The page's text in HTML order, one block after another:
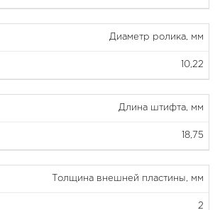
Диаметр ролика, мм
10,22
Длина штифта, мм
18,75
Толщина внешней пластины, мм
2